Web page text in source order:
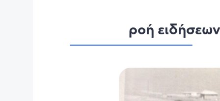
ροή ειδήσεων